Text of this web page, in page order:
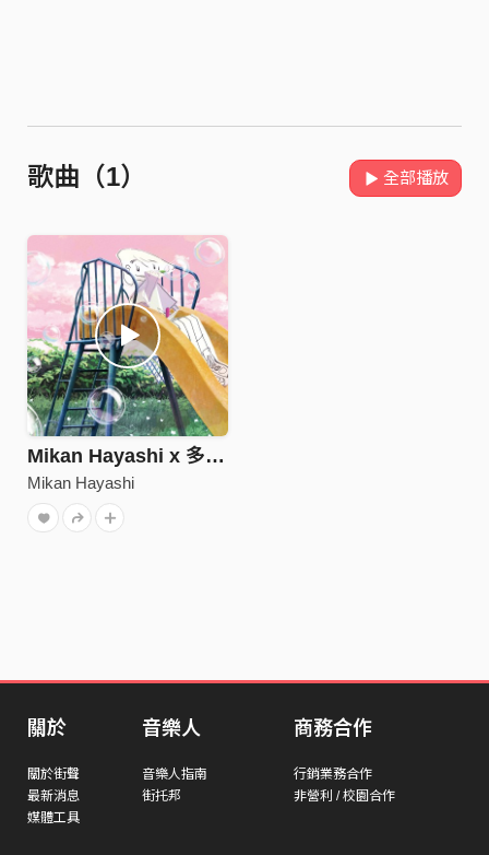
歌曲（1） 全部播放
Mikan Hayashi x 多多、以捷 - とりあえず
Mikan Hayashi
關於
關於街聲
最新消息
媒體工具
音樂人
音樂人指南
街托邦
商務合作
行銷業務合作
非營利 / 校園合作